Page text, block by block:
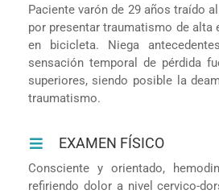
Paciente varón de 29 años traído
por presentar traumatismo de alta
en bicicleta. Niega
sensación temporal de pérdida
superiores, siendo posible la
traumatismo.
EXAMEN FÍSICO
Consciente y orientado,
refiriendo dolor a nivel cervico-